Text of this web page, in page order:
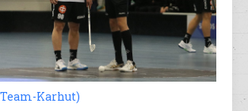
Team-Karhut)